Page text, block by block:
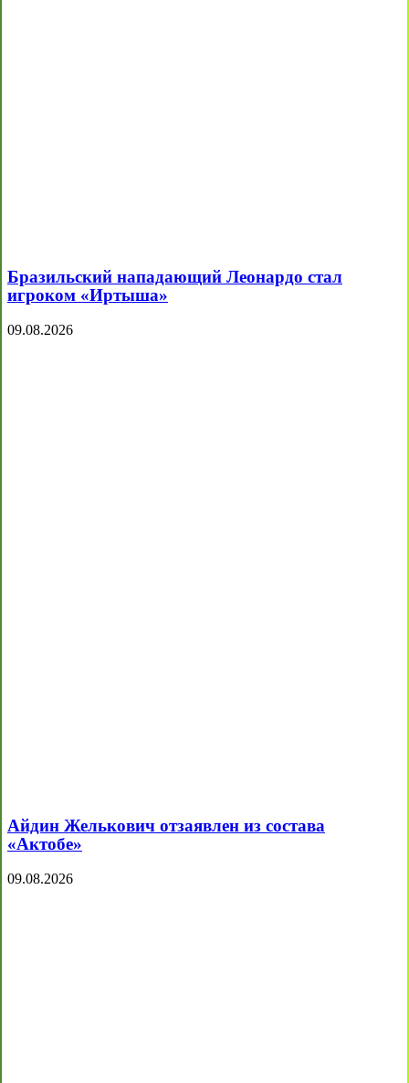
Бразильский нападающий Леонардо стал
игроком «Иртыша»
09.08.2026
Айдин Желькович отзаявлен из состава
«Актобе»
09.08.2026